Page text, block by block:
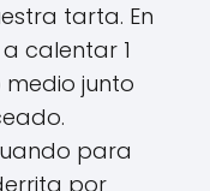
tarta. En
calentar 1
junto
para
por